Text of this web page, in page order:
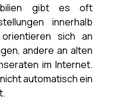
gibt es oft
innerhalb
sich an
andere an alten
im Internet.
automatisch ein